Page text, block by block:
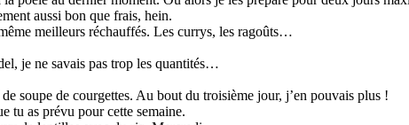
aussi bon que frais, hein.
meilleurs réchauffés. Les currys, les ragoûts…
je ne savais pas trop les quantités…
soupe de courgettes. Au bout du troisième jour, j’en pouvais plus !
tu as prévu pour cette semaine.